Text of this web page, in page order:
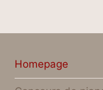
Homepage